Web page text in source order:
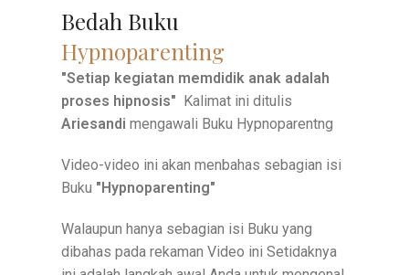
Bedah Buku
Hypnoparenting
"Setiap kegiatan memdidik anak adalah
proses hipnosis" Kalimat ini ditulis
Ariesandi mengawali Buku Hypnoparentng
Video-video ini akan menbahas sebagian isi
Buku "Hypnoparenting"
Walaupun hanya sebagian isi Buku yang
dibahas pada rekaman Video ini Setidaknya